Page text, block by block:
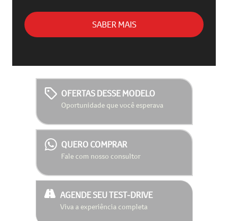
SABER MAIS
OFERTAS DESSE MODELO
Oportunidade que você esperava
QUERO COMPRAR
Fale com nosso consultor
AGENDE SEU TEST-DRIVE
Viva a experiência completa